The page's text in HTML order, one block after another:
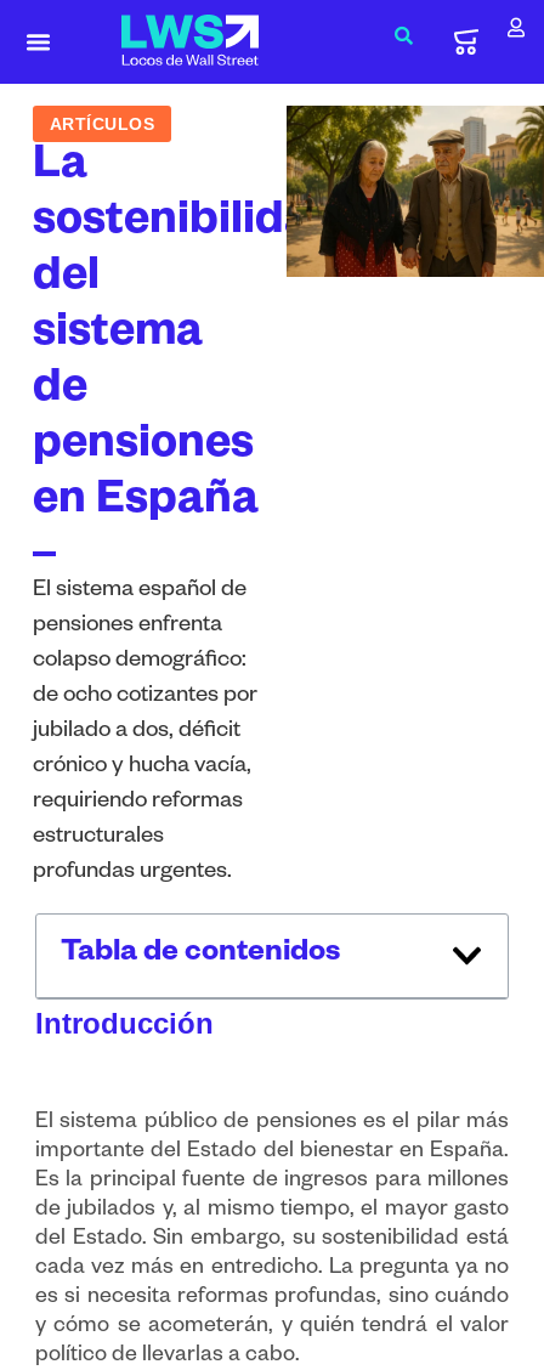
ARTÍCULOS
La
sostenibilidad
del
sistema
de
pensiones
en España
El sistema español de
pensiones enfrenta
colapso demográfico:
de ocho cotizantes por
jubilado a dos, déficit
crónico y hucha vacía,
requiriendo reformas
estructurales
profundas urgentes.
Tabla de contenidos
Introducción
El sistema público de pensiones es el pilar más
importante del Estado del bienestar en España.
Es la principal fuente de ingresos para millones
de jubilados y, al mismo tiempo, el mayor gasto
del Estado. Sin embargo, su sostenibilidad está
cada vez más en entredicho. La pregunta ya no
es si necesita reformas profundas, sino cuándo
y cómo se acometerán, y quién tendrá el valor
político de llevarlas a cabo.